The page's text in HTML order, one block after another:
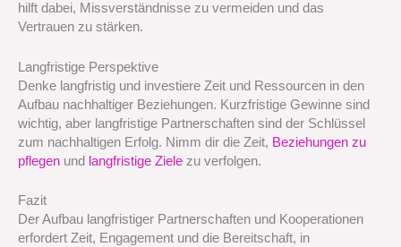
hilft dabei, Missverständnisse zu vermeiden und das
Vertrauen zu stärken.
Langfristige Perspektive
Denke langfristig und investiere Zeit und Ressourcen in den
Aufbau nachhaltiger Beziehungen. Kurzfristige Gewinne sind
wichtig, aber langfristige Partnerschaften sind der Schlüssel
zum nachhaltigen Erfolg. Nimm dir die Zeit, Beziehungen zu
pflegen und langfristige Ziele zu verfolgen.
Fazit
Der Aufbau langfristiger Partnerschaften und Kooperationen
erfordert Zeit, Engagement und die Bereitschaft, in